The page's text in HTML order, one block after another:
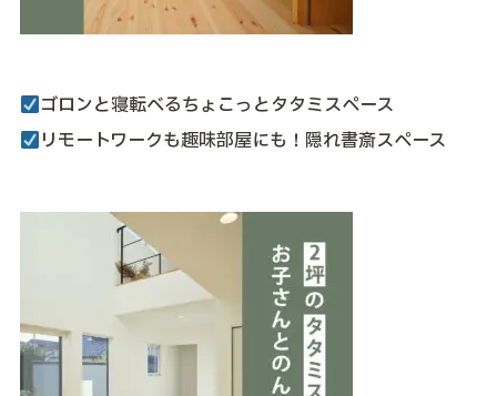
ゴロンと寝転べるちょこっとタタミスペース
リモートワークも趣味部屋にも！隠れ書斎スペース